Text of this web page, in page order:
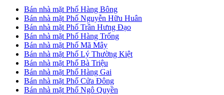
Bán nhà mặt Phố Hàng Bông
Bán nhà mặt Phố Nguyễn Hữu Huân
Bán nhà mặt Phố Trần Hưng Đạo
Bán nhà mặt Phố Hàng Trống
Bán nhà mặt Phố Mã Mây
Bán nhà mặt Phố Lý Thường Kiệt
Bán nhà mặt Phố Bà Triệu
Bán nhà mặt Phố Hàng Gai
Bán nhà mặt Phố Cửa Đông
Bán nhà mặt Phố Ngô Quyền